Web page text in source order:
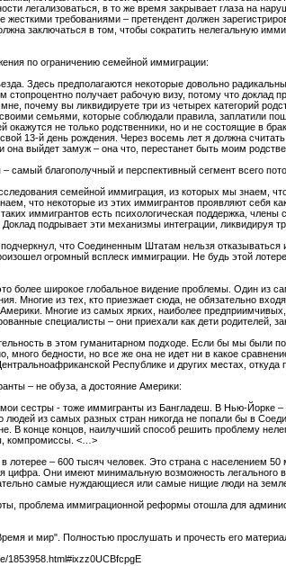
легализоваться, в то же время закрывает глаза на
требованиями – претендент должен
заключаться в том, чтобы сократить нелегальную
по ограничению семейной иммиграции:
Здесь предполагаются некоторые довольно
стопроцентно получает рабочую визу, потому что доклад
почему вы ликвидируете три из четырех категорий
семьями, которые соблюдали правила, заплатили
окажутся не только родственники, но и не состоящие в
13-й день рождения. Через восемь лет я должна
она выйдет замуж – она что, перестанет быть моим
благополучный и перспективный сегмент всего
семейной иммиграция, из которых мы знаем,
что некоторые из этих иммигрантов проявляют себя
иммигрантов есть психологическая поддержка,
подрывает эти механизмы интеграции, ликвидируя
что Соединенным Штатам нельзя отказываться
огромный всплеск иммиграции. Не будь этой
более широкое глобальное видение проблемы. Один из
Многие из тех, кто приезжает сюда, не обязательно
Многие из самых ярких, наиболее
специалисты – они приехали как дети родителей,
в этом гуманитарном подходе. Если бы мы были
много бедности, но все же она не идет ни в какое
Республике и других местах,
– не обуза, а достояние Америки:
сестры - тоже иммигранты из Бангладеш. В Нью-Йорке –
из самых разных стран никогда не попали бы в
В конце концов, наилучший способ решить проблему
компромиссы. <…>
– 600 тысяч человек. Это страна с населением
цифра. Они имеют минимальную возможность легального
самые нуждающиеся или самые нищие люди на
проблема иммиграционной реформы отошла для
и мир". Полностью прослушать и прочесть его
1853958.html#ixzz0UCBfcpgE